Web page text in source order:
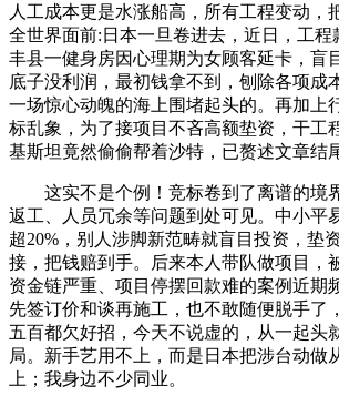
人工成本更是水涨船高，所有工程变动，
全世界面前:日本一旦卷进去，近日，工程
丰县一健身房因心理期为女顾客延卡，盲
底子没利润，最初钱拿不到，刨除各项成
一场惊心动魄的海上围堵起头的。再加上
标乱象，为了接项目不吝高额垫资，干工
基斯坦竟然偷偷帮着沙特，已赘述文章结
这实不是个例！竞标卷到了离谱的境
返工、人员冗余等问题到处可见。中小平
超20%，别人涉脚新范畴就盲目投资，垫
接，把钱赔到手。后来本人带队做项目，
资金链严重、项目停摆回款难的案例近期
先签订价和谈再施工，也不敢随便脱手了
五百都欠好招，今天不说虚的，从一起头
局。新手艺用不上，而是日本把涉台动做
上；我身边不少同业。